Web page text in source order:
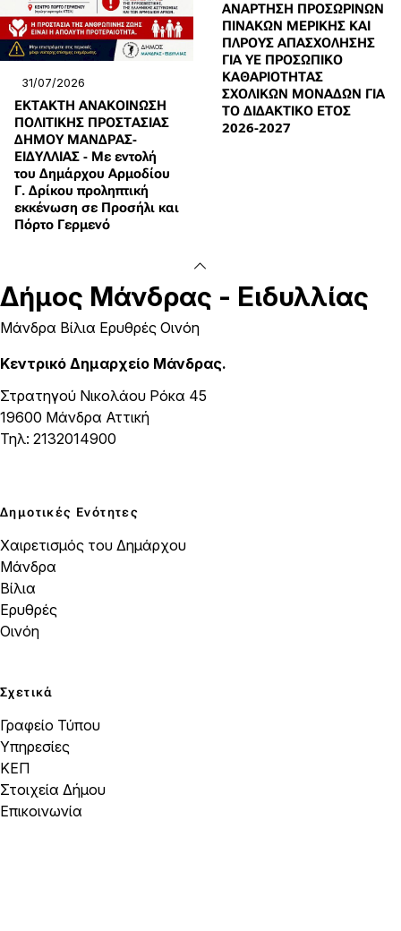
31/07/2026
ΕΚΤΑΚΤΗ ΑΝΑΚΟΙΝΩΣΗ
ΠΟΛΙΤΙΚΗΣ ΠΡΟΣΤΑΣΙΑΣ
ΔΗΜΟΥ ΜΑΝΔΡΑΣ-
ΕΙΔΥΛΛΙΑΣ - Με εντολή
του Δημάρχου Αρμοδίου
Γ. Δρίκου προληπτική
εκκένωση σε Προσήλι και
Πόρτο Γερμενό
ΑΝΑΡΤΗΣΗ ΠΡΟΣΩΡΙΝΩΝ
ΠΙΝΑΚΩΝ ΜΕΡΙΚΗΣ ΚΑΙ
ΠΛΡΟΥΣ ΑΠΑΣΧΟΛΗΣΗΣ
ΓΙΑ ΥΕ ΠΡΟΣΩΠΙΚΟ
ΚΑΘΑΡΙΟΤΗΤΑΣ
ΣΧΟΛΙΚΩΝ ΜΟΝΑΔΩΝ ΓΙΑ
ΤΟ ΔΙΔΑΚΤΙΚΟ ΕΤΟΣ
2026-2027
Δήμος Μάνδρας - Ειδυλλίας
Μάνδρα Βίλια Ερυθρές Οινόη
Κεντρικό Δημαρχείο Μάνδρας.
Στρατηγού Νικολάου Ρόκα 45
19600 Μάνδρα Αττική
Τηλ: 2132014900
Δημοτικές Ενότητες
Χαιρετισμός του Δημάρχου
Μάνδρα
Βίλια
Ερυθρές
Οινόη
Σχετικά
Γραφείο Τύπου
Υπηρεσίες
ΚΕΠ
Στοιχεία Δήμου
Επικοινωνία